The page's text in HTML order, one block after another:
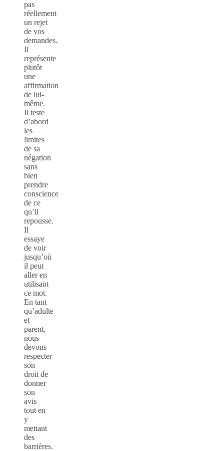
pas
réellement
un rejet
de vos
demandes.
Il
représente
plutôt
une
affirmation
de lui-
même.
Il teste
d’abord
les
limites
de sa
négation
sans
bien
prendre
conscience
de ce
qu’il
repousse.
Il
essaye
de voir
jusqu’où
il peut
aller en
utilisant
ce mot.
En tant
qu’adulte
et
parent,
nous
devons
respecter
son
droit de
donner
son
avis
tout en
y
mettant
des
barrières.